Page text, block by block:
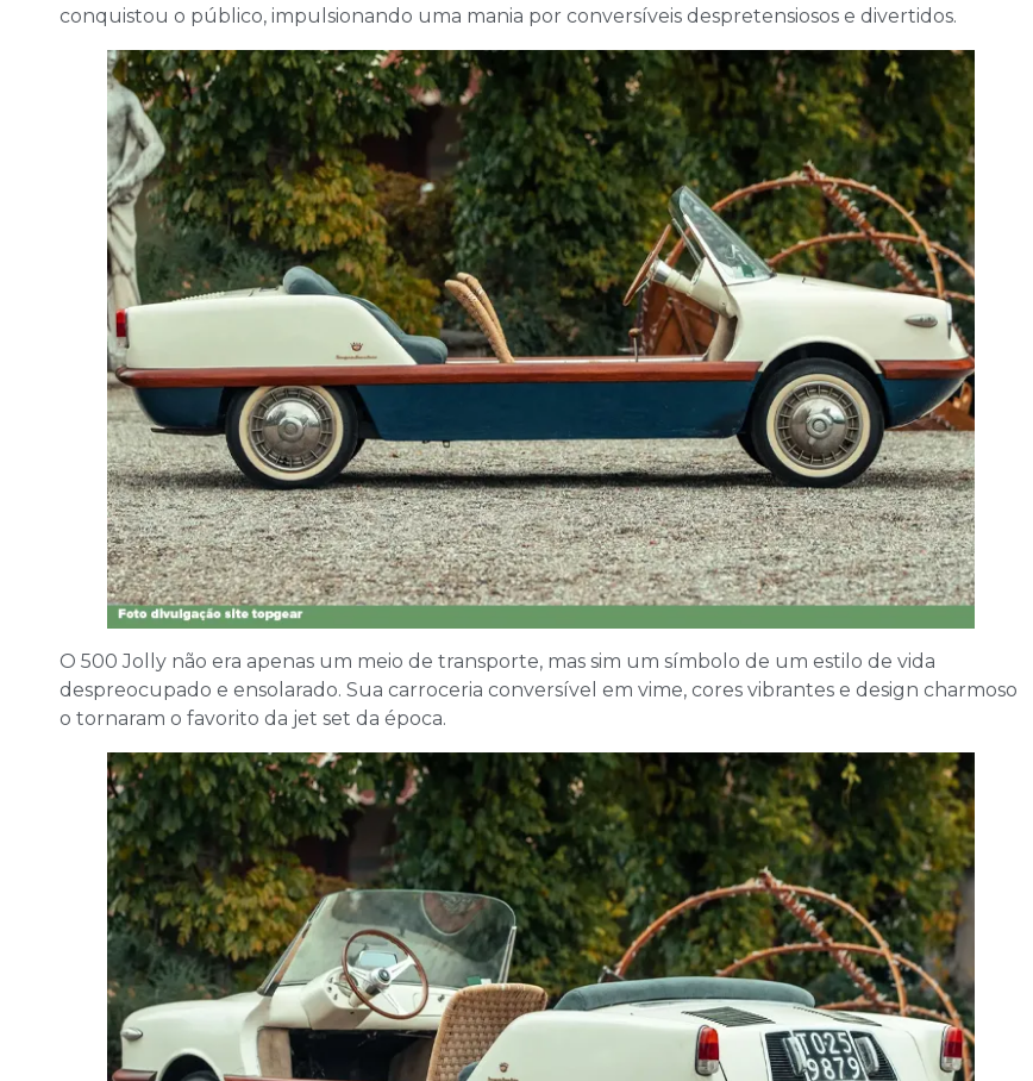
conquistou o público, impulsionando uma mania por conversíveis despretensiosos e divertidos.
O 500 Jolly não era apenas um meio de transporte, mas sim um símbolo de um estilo de vida
despreocupado e ensolarado. Sua carroceria conversível em vime, cores vibrantes e design charmoso
o tornaram o favorito da jet set da época.